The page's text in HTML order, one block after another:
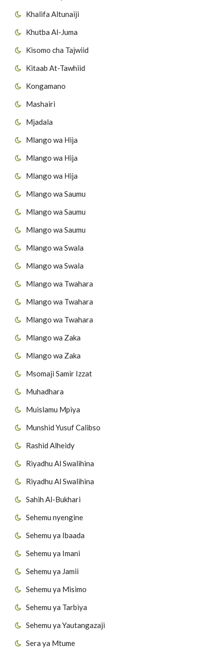
Khalifa Altunaiji
Khutba Al-Juma
Kisomo cha Tajwiid
Kitaab At-Tawhiid
Kongamano
Mashairi
Mjadala
Mlango wa Hija
Mlango wa Hija
Mlango wa Hija
Mlango wa Saumu
Mlango wa Saumu
Mlango wa Saumu
Mlango wa Swala
Mlango wa Swala
Mlango wa Twahara
Mlango wa Twahara
Mlango wa Twahara
Mlango wa Zaka
Mlango wa Zaka
Msomaji Samir Izzat
Muhadhara
Muislamu Mpiya
Munshid Yusuf Calibso
Rashid Alheidy
Riyadhu Al Swalihina
Riyadhu Al Swalihina
Sahih Al-Bukhari
Sehemu nyengine
Sehemu ya Ibaada
Sehemu ya Imani
Sehemu ya Jamii
Sehemu ya Misimo
Sehemu ya Tarbiya
Sehemu ya Yautangazaji
Sera ya Mtume